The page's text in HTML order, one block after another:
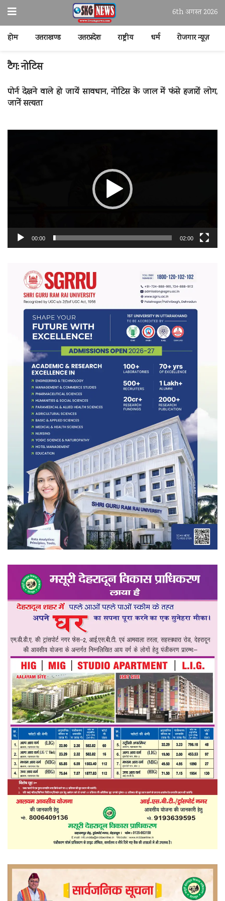
6th अगस्त 2026
होम उत्तराखण्ड उत्तरप्रदेश राष्ट्रीय धर्म रोजगार न्यूज़
टैग:नोटिस
पोर्न देखने वाले हो जायें सावधान, नोटिस के जाल में फंसे हजारों लोग,
जानें सत्यता
00:00 02:00